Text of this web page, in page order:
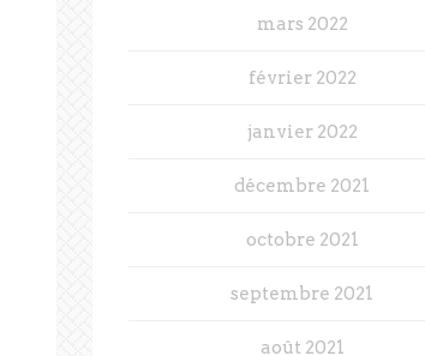
mars 2022
février 2022
janvier 2022
décembre 2021
octobre 2021
septembre 2021
août 2021